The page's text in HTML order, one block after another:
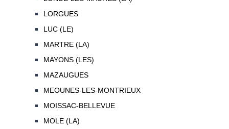
LORGUES
LUC (LE)
MARTRE (LA)
MAYONS (LES)
MAZAUGUES
MEOUNES-LES-MONTRIEUX
MOISSAC-BELLEVUE
MOLE (LA)